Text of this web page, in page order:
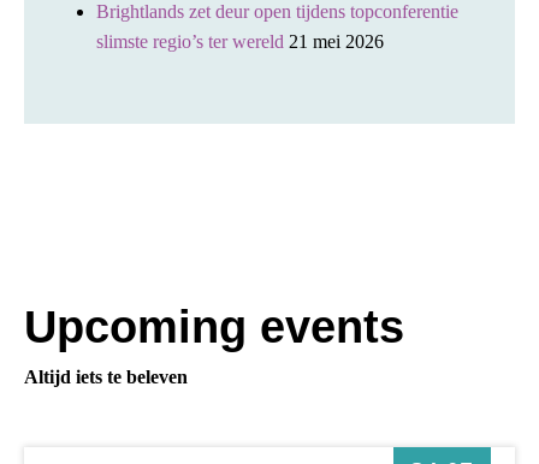
Brightlands zet deur open tijdens topconferentie
slimste regio’s ter wereld 21 mei 2026
Upcoming events
Altijd iets te beleven